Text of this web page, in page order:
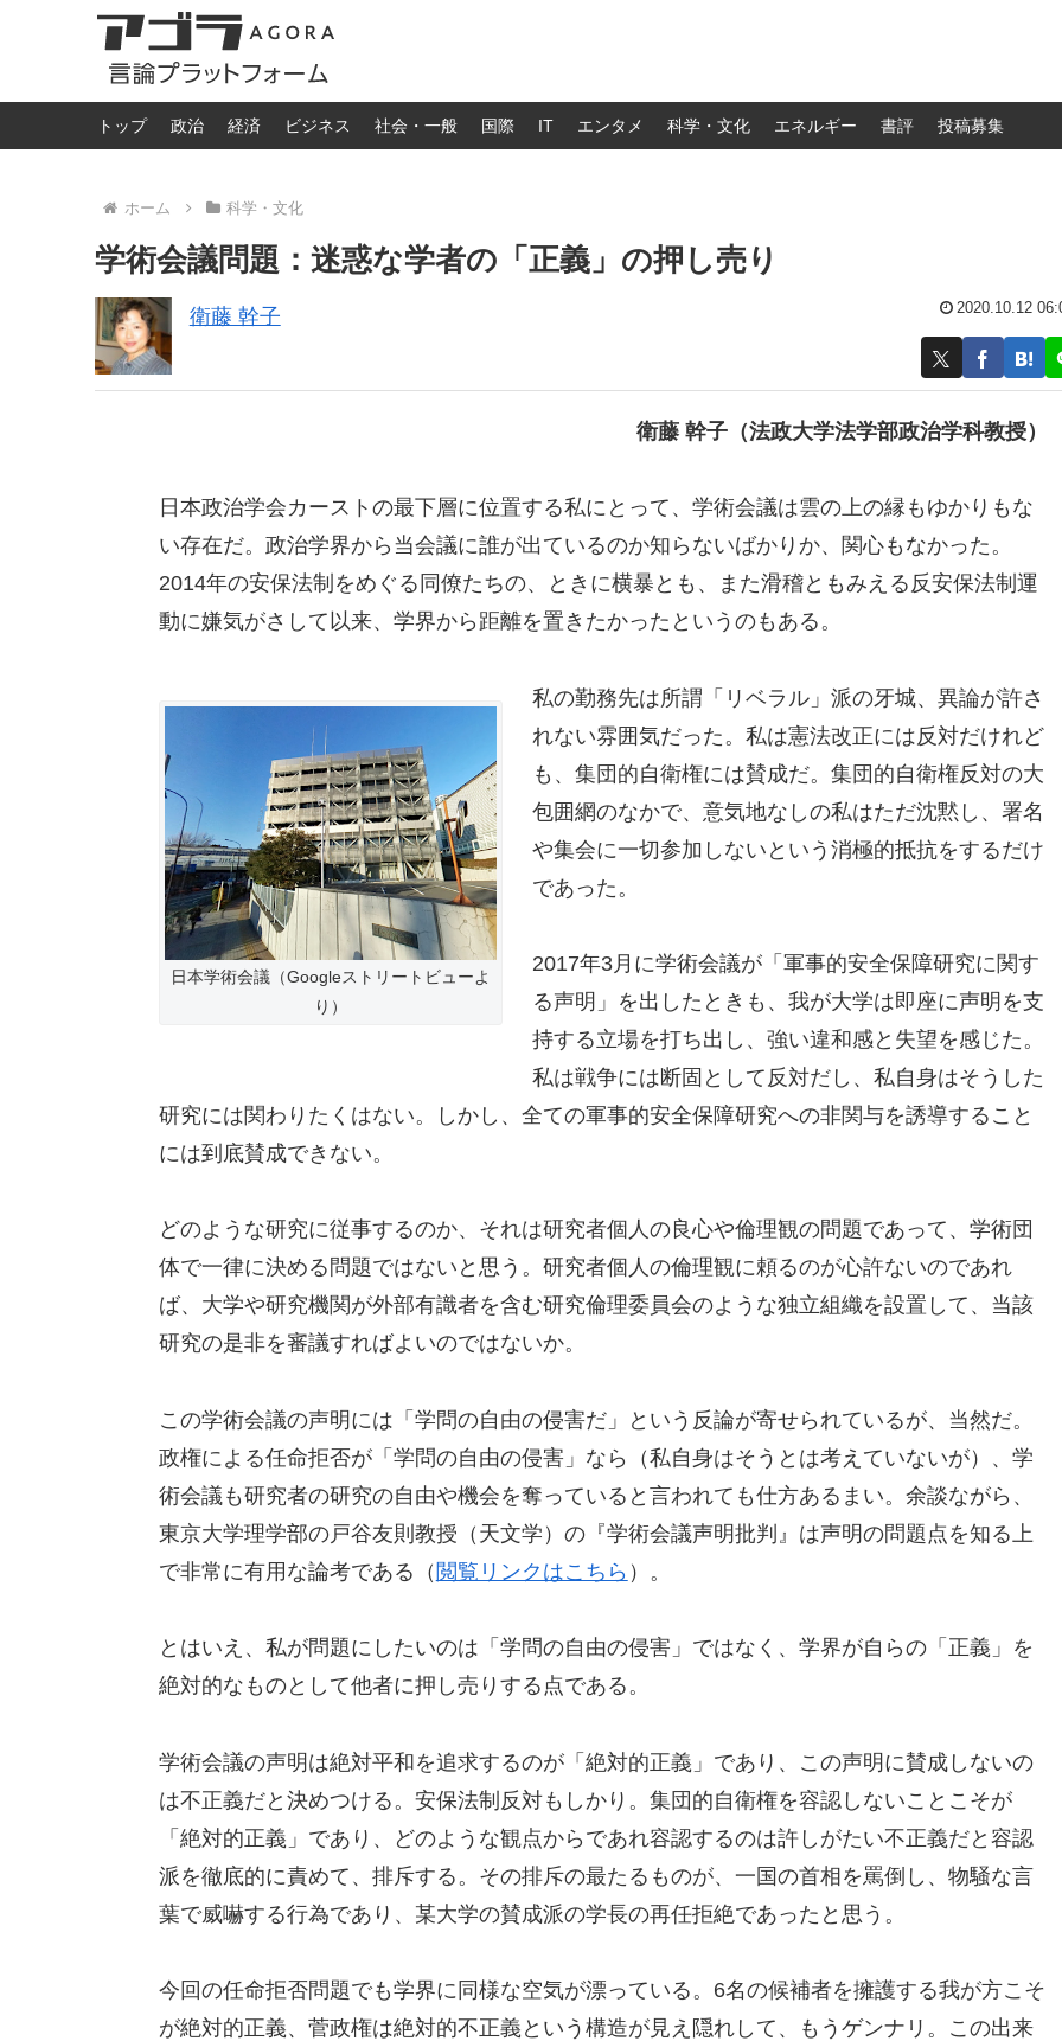
トップ 政治 経済 ビジネス 社会・一般 国際 IT エンタメ 科学・文化 エネルギー 書評 投稿募集
ホーム 科学・文化
学術会議問題：迷惑な学者の「正義」の押し売り
衛藤 幹子 2020.10.12
衛藤 幹子（法政大学法学部政治学科教授）
日本政治学会カーストの最下層に位置する私にとって、学術会議は雲の上の縁もゆかりもな
い存在だ。政治学界から当会議に誰が出ているのか知らないばかりか、関心もなかった。
2014年の安保法制をめぐる同僚たちの、ときに横暴とも、また滑稽ともみえる反安保法制運
動に嫌気がさして以来、学界から距離を置きたかったというのもある。
日本学術会議（Googleストリートビューよ
り）
私の勤務先は所謂「リベラル」派の牙城、異論が許さ
れない雰囲気だった。私は憲法改正には反対だけれど
も、集団的自衛権には賛成だ。集団的自衛権反対の大
包囲網のなかで、意気地なしの私はただ沈黙し、署名
や集会に一切参加しないという消極的抵抗をするだけ
であった。
2017年3月に学術会議が「軍事的安全保障研究に関す
る声明」を出したときも、我が大学は即座に声明を支
持する立場を打ち出し、強い違和感と失望を感じた。
私は戦争には断固として反対だし、私自身はそうした
研究には関わりたくはない。しかし、全ての軍事的安全保障研究への非関与を誘導すること
には到底賛成できない。
どのような研究に従事するのか、それは研究者個人の良心や倫理観の問題であって、学術団
体で一律に決める問題ではないと思う。研究者個人の倫理観に頼るのが心許ないのであれ
ば、大学や研究機関が外部有識者を含む研究倫理委員会のような独立組織を設置して、当該
研究の是非を審議すればよいのではないか。
この学術会議の声明には「学問の自由の侵害だ」という反論が寄せられているが、当然だ。
政権による任命拒否が「学問の自由の侵害」なら（私自身はそうとは考えていないが）、学
術会議も研究者の研究の自由や機会を奪っていると言われても仕方あるまい。余談ながら、
東京大学理学部の戸谷友則教授（天文学）の『学術会議声明批判』は声明の問題点を知る上
で非常に有用な論考である（ 閲覧リンクはこちら ）。
とはいえ、私が問題にしたいのは「学問の自由の侵害」ではなく、学界が自らの「正義」を
絶対的なものとして他者に押し売りする点である。
学術会議の声明は絶対平和を追求するのが「絶対的正義」であり、この声明に賛成しないの
は不正義だと決めつける。安保法制反対もしかり。集団的自衛権を容認しないことこそが
「絶対的正義」であり、どのような観点からであれ容認するのは許しがたい不正義だと容認
派を徹底的に責めて、排斥する。その排斥の最たるものが、一国の首相を罵倒し、物騒な言
葉で威嚇する行為であり、某大学の賛成派の学長の再任拒絶であったと思う。
今回の任命拒否問題でも学界に同様な空気が漂っている。6名の候補者を擁護する我が方こそ
が絶対的正義、菅政権は絶対的不正義という構造が見え隠れして、もうゲンナリ。この出来